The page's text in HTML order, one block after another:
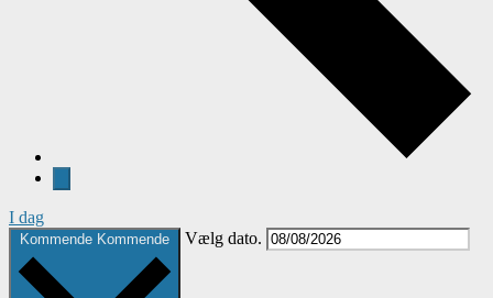
I dag
Kommende Kommende Vælg dato.